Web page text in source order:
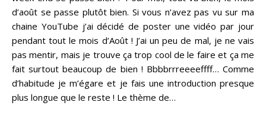
d’août se passe plutôt bien. Si vous n’avez pas vu sur ma
chaine YouTube j’ai décidé de poster une vidéo par jour
pendant tout le mois d’Août ! J’ai un peu de mal, je ne vais
pas mentir, mais je trouve ça trop cool de le faire et ça me
fait surtout beaucoup de bien ! Bbbbrrreeeeffff… Comme
d’habitude je m’égare et je fais une introduction presque
plus longue que le reste ! Le thème de…